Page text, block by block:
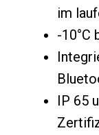
im
-10°C
IP 65